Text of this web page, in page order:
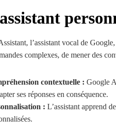
l’assistant vocal de
complexes, de mener des
contextuelle : Google
ses réponses en conséquence.
: L’assistant apprend